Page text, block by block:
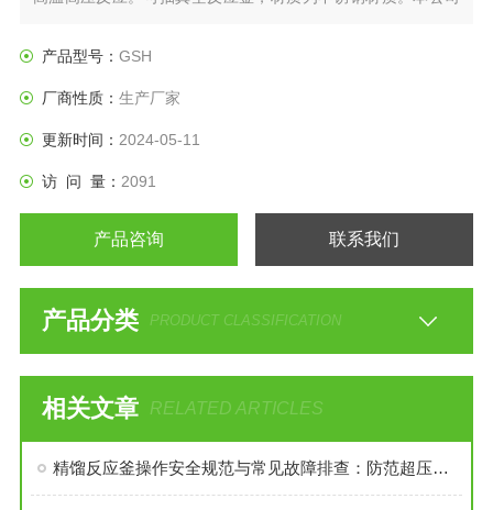
釜，并可设计出图。
产品型号： GSH
厂商性质： 生产厂家
更新时间： 2024-05-11
访 问 量： 2091
产品咨询 联系我们
产品分类 PRODUCT CLASSIFICATION
相关文章 RELATED ARTICLES
精馏反应釜操作安全规范与常见故障排查：防范超压与暴沸的关键措施